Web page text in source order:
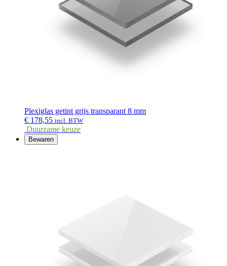
Plexiglas getint grijs transparant 8 mm
€ 178,55 incl. BTW
Duurzame keuze
Bewaren